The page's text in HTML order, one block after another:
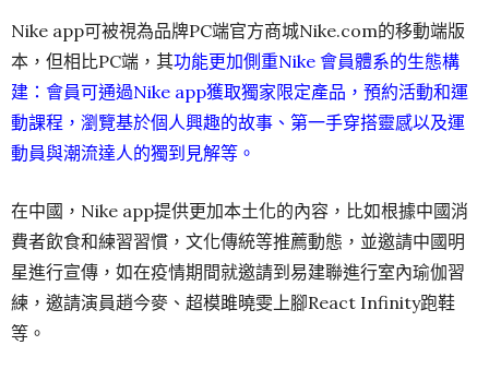
Nike app可被視為品牌PC端官方商城Nike.com的移動端版
本，但相比PC端，其功能更加側重Nike 會員體系的生態構
建：會員可通過Nike app獲取獨家限定產品，預約活動和運
動課程，瀏覽基於個人興趣的故事、第一手穿搭靈感以及運
動員與潮流達人的獨到見解等。
在中國，Nike app提供更加本土化的內容，比如根據中國消
費者飲食和練習習慣，文化傳統等推薦動態，並邀請中國明
星進行宣傳，如在疫情期間就邀請到易建聯進行室內瑜伽習
練，邀請演員趙今麥、超模雎曉雯上腳React Infinity跑鞋
等。